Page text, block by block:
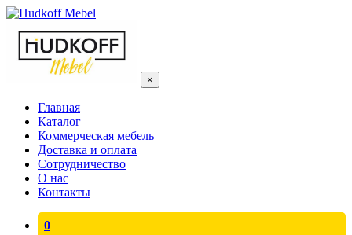
×
Главная
Каталог
Коммерческая мебель
Доставка и оплата
Сотрудничество
О нас
Контакты
0